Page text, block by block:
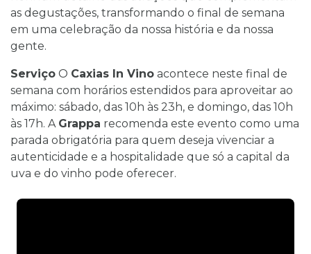
as degustações, transformando o final de semana
em uma celebração da nossa história e da nossa
gente.
Serviço O Caxias In Vino acontece neste final de
semana com horários estendidos para aproveitar ao
máximo: sábado, das 10h às 23h, e domingo, das 10h
às 17h. A Grappa recomenda este evento como uma
parada obrigatória para quem deseja vivenciar a
autenticidade e a hospitalidade que só a capital da
uva e do vinho pode oferecer.